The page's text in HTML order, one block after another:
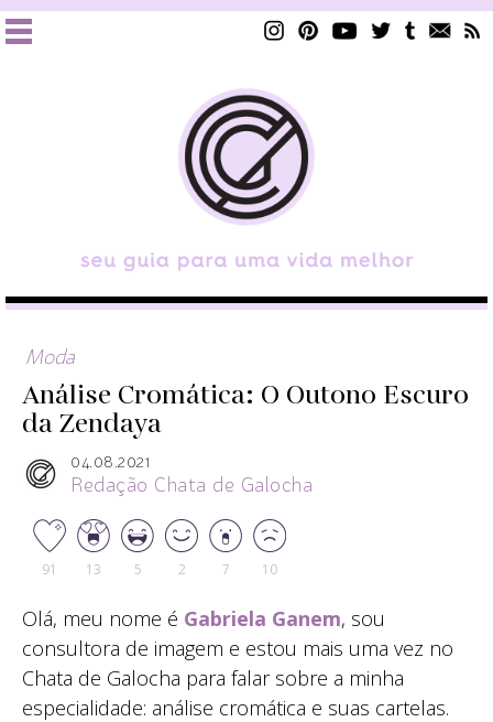
Moda
Análise Cromática: O Outono Escuro
da Zendaya
04.08.2021
Redação Chata de Galocha
91 13 5 2 7 10
Olá, meu nome é Gabriela Ganem, sou
consultora de imagem e estou mais uma vez no
Chata de Galocha para falar sobre a minha
especialidade: análise cromática e suas cartelas.